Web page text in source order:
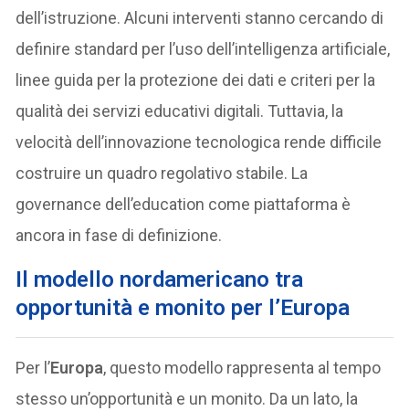
dell’istruzione. Alcuni interventi stanno cercando di
definire standard per l’uso dell’intelligenza artificiale,
linee guida per la protezione dei dati e criteri per la
qualità dei servizi educativi digitali. Tuttavia, la
velocità dell’innovazione tecnologica rende difficile
costruire un quadro regolativo stabile. La
governance dell’education come piattaforma è
ancora in fase di definizione.
Il modello nordamericano tra
opportunità e monito per l’Europa
Per l’Europa, questo modello rappresenta al tempo
stesso un’opportunità e un monito. Da un lato, la